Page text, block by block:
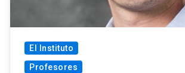
El Instituto
Profesores